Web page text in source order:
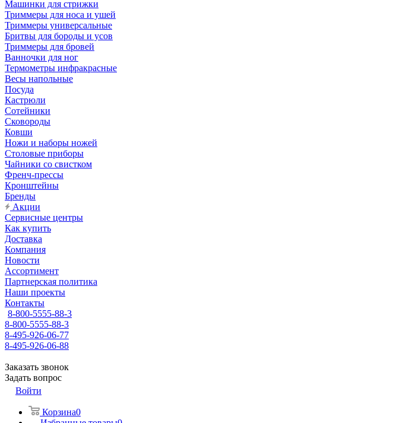
Машинки для стрижки
Триммеры для носа и ушей
Триммеры универсальные
Бритвы для бороды и усов
Триммеры для бровей
Ванночки для ног
Термометры инфракрасные
Весы напольные
Посуда
Кастрюли
Сотейники
Сковороды
Ковши
Ножи и наборы ножей
Столовые приборы
Чайники со свистком
Френч-прессы
Кронштейны
Бренды
Акции
Сервисные центры
Как купить
Доставка
Компания
Новости
Ассортимент
Партнерская политика
Наши проекты
Контакты
8-800-5555-88-3
8-800-5555-88-3
8-495-926-06-77
8-495-926-06-88
Заказать звонок
Задать вопрос
Войти
Корзина0